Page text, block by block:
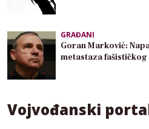
GRAĐANI
Goran Marković:
metastaza
Vojvođanski